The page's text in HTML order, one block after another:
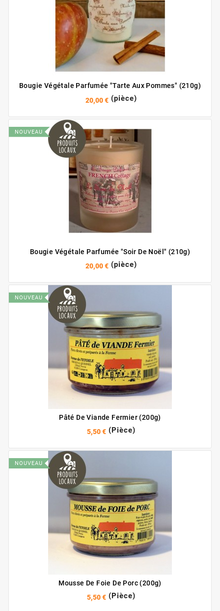
Bougie Végétale Parfumée "Tarte Aux Pommes" (210g)
20,00 € (pièce)
NOUVEAU
Bougie Végétale Parfumée "soir De Noël" (210g)
20,00 € (pièce)
NOUVEAU
Pâté De Viande Fermier (200g)
5,50 € (Pièce)
NOUVEAU
Mousse De Foie De Porc (200g)
5,50 € (Pièce)